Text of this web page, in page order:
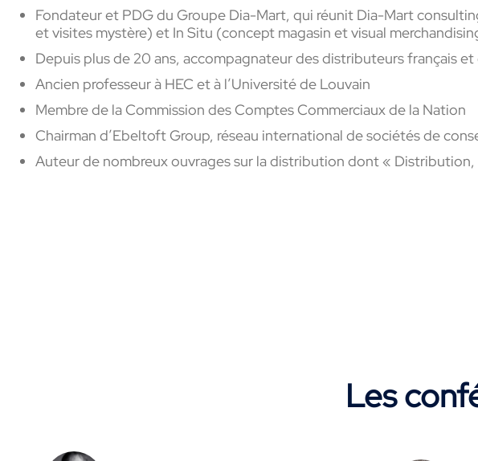
Fondateur et PDG du Groupe Dia-Mart, qui réunit Dia-Mart
et visites mystère) et In Situ (concept magasin et visual
Depuis plus de 20 ans, accompagnateur des distributeurs français
Ancien professeur à HEC et à l’Université de Louvain
Membre de la Commission des Comptes Commerciaux de la Nation
Chairman d’Ebeltoft Group, réseau international de sociétés de
Auteur de nombreux ouvrages sur la distribution dont «
Les